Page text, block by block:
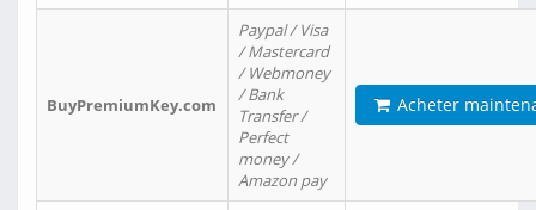
BuyPremiumKey.com
Paypal / Visa
/ Mastercard
/ Webmoney
/ Bank
Transfer /
Perfect
money /
Amazon pay
Acheter